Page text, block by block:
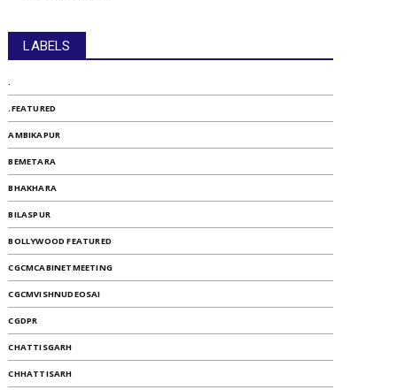
LABELS
.
.FEATURED
AMBIKAPUR
BEMETARA
BHAKHARA
BILASPUR
BOLLYWOOD FEATURED
CGCMCABINETMEETING
CGCMVISHNUDEOSAI
CGDPR
CHATTISGARH
CHHATTISARH